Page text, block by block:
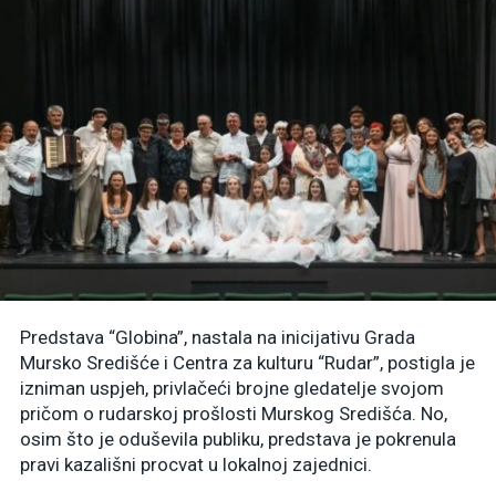
Predstava “Globina”, nastala na inicijativu Grada
Mursko Središće i Centra za kulturu “Rudar”, postigla je
izniman uspjeh, privlačeći brojne gledatelje svojom
pričom o rudarskoj prošlosti Murskog Središća. No,
osim što je oduševila publiku, predstava je pokrenula
pravi kazališni procvat u lokalnoj zajednici.